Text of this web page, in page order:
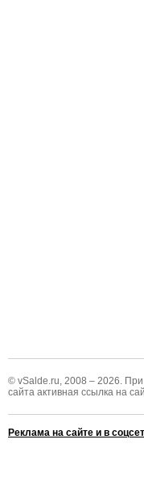
© vSalde.ru, 2008 – 2026.
сайта активная ссылка на
Реклама на сайте и в